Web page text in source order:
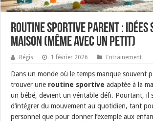
Routine sportive parent : idées
maison (même avec un petit)
Régis 1 février 2026 Entrainement
Dans un monde où le temps manque souvent
trouver une routine sportive adaptée à la
un bébé, devient un véritable défi. Pourtant, il
d’intégrer du mouvement au quotidien, tant
personnel que pour donner l’exemple aux